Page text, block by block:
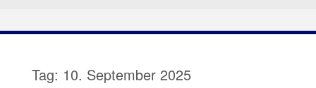
Tag: 10. September 2025